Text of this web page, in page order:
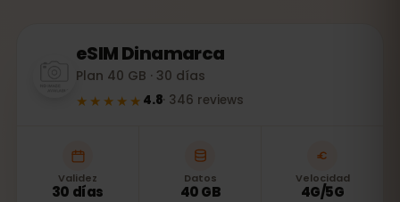
eSIMDinamarca
Plan 40 GB · 30 días
★★★★★ 4.8· 346 reviews
Validez
30 días
Datos
40 GB
Velocidad
4G/5G